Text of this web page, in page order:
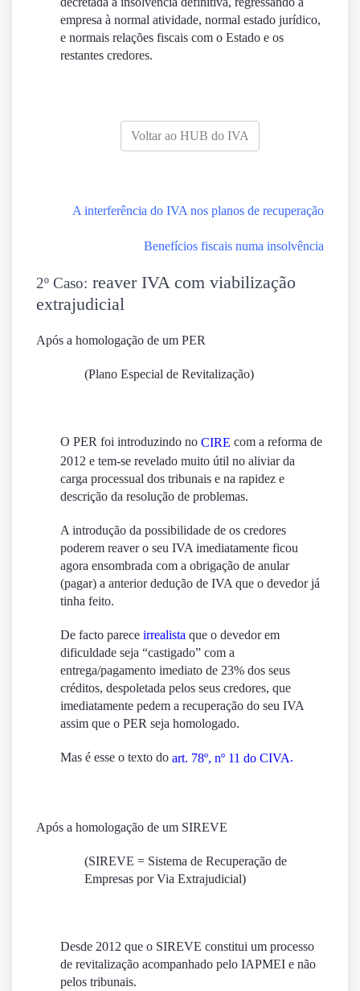
empresa à normal atividade, normal estado jurídico,
e normais relações fiscais com o Estado e os
restantes credores.
Voltar ao HUB do IVA
A interferência do IVA nos planos de recuperação
Benefícios fiscais numa insolvência
2º Caso: reaver IVA com viabilização
extrajudicial
Após a homologação de um PER
(Plano Especial de Revitalização)
O PER foi introduzindo no CIRE com a reforma de
2012 e tem-se revelado muito útil no aliviar da
carga processual dos tribunais e na rapidez e
descrição da resolução de problemas.
A introdução da possibilidade de os credores
poderem reaver o seu IVA imediatamente ficou
agora ensombrada com a obrigação de anular
(pagar) a anterior dedução de IVA que o devedor já
tinha feito.
De facto parece irrealista que o devedor em
dificuldade seja “castigado” com a
entrega/pagamento imediato de 23% dos seus
créditos, despoletada pelos seus credores, que
imediatamente pedem a recuperação do seu IVA
assim que o PER seja homologado.
Mas é esse o texto do art. 78º, nº 11 do CIVA.
Após a homologação de um SIREVE
(SIREVE = Sistema de Recuperação de
Empresas por Via Extrajudicial)
Desde 2012 que o SIREVE constitui um processo
de revitalização acompanhado pelo IAPMEI e não
pelos tribunais.